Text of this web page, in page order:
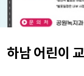
하남 어린이